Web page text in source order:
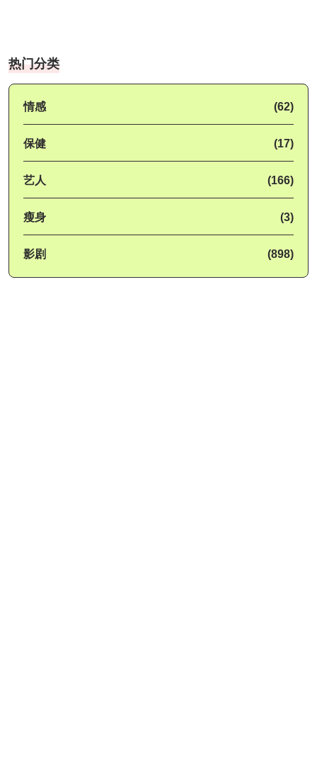
热门分类
情感 (62)
保健 (17)
艺人 (166)
瘦身 (3)
影剧 (898)